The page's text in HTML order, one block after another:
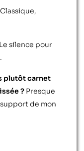
Classique,
silence pour
plutôt carnet
? Presque
de mon